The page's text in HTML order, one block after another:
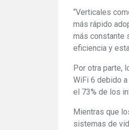
“Verticales
más rápido
más constante
eficiencia y
Por otra parte,
WiFi 6 debido
el 73% de los
Mientras que
sistemas de